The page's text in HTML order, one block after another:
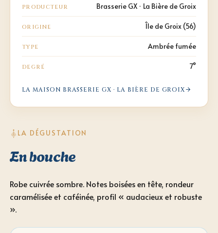
PRODUCTEUR Brasserie GX · La Bière de Groix
ORIGINE Île de Groix (56)
TYPE Ambrée fumée
DEGRÉ 7°
LA MAISON BRASSERIE GX · LA BIÈRE DE GROIX
LA DÉGUSTATION
En bouche
Robe cuivrée sombre. Notes boisées en tête, rondeur
caramélisée et caféinée, profil « audacieux et robuste
».